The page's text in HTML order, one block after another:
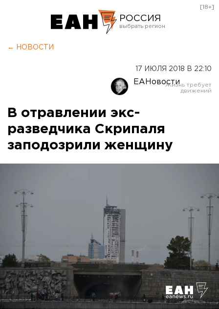
РОССИЯ
Оренбург
[18+]
← НОВОСТИ
17 ИЮЛЯ 2018 В 22:10
ЕАНовости
В отравлении экс-
разведчика Скрипаля
заподозрили женщину